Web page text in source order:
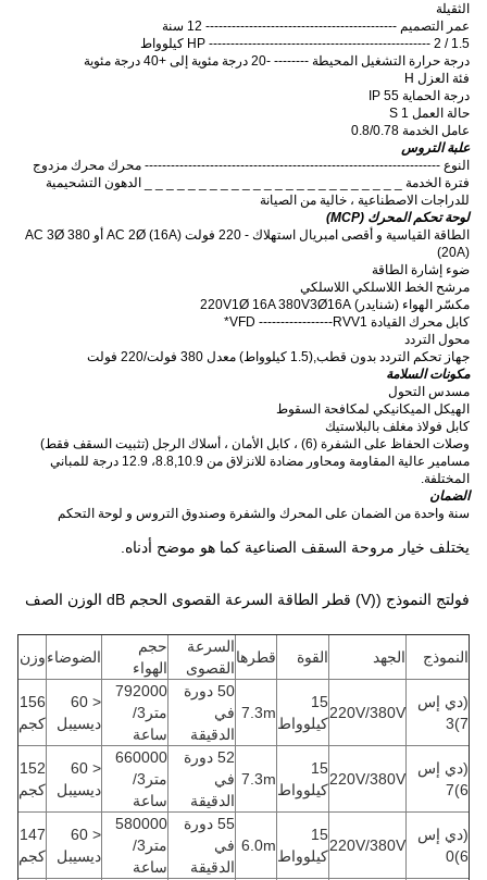
الثقيلة
عمر التصميم -------------------------------------------- 12 سنة
HP --------------------------------------------------- 2 / 1.5 كيلوواط
درجة حرارة التشغيل المحيطة -------- -20 درجة مئوية إلى +40 درجة مئوية
فئة العزل H
درجة الحماية IP 55
حالة العمل S 1
عامل الخدمة 0.8/0.78
علبة التروس
النوع -------------------------------------------------------------------- محرك محرك مزدوج
فترة الخدمة _ _ _ _ _ _ _ _ _ _ _ _ _ _ _ _ _ _ _ _ _ _ _ _ الدهون التشحيمية
للدراجات الاصطناعية ، خالية من الصيانة
لوحة تحكم المحرك (MCP)
الطاقة القياسية و أقصى امبريال استهلاك - 220 فولت AC 2Ø (16A) أو 380 AC 3Ø
(20A)
ضوء إشارة الطاقة
مرشح الخط اللاسلكي اللاسلكي
مكسّر الهواء (شنايدر) 220V1Ø 16A 380V3Ø16A
كابل محرك القيادة VFD -----------------RVV1*
محول التردد
جهاز تحكم التردد بدون قطب,(1.5 كيلوواط) معدل 380 فولت/220 فولت
مكونات السلامة
مسدس التحول
الهيكل الميكانيكي لمكافحة السقوط
كابل فولاذ مغلف بالبلاستيك
وصلات الحفاظ على الشفرة (6) ، كابل الأمان ، أسلاك الرجل (تثبيت السقف فقط)
مسامير عالية المقاومة ومحاور مضادة للانزلاق من 8.8,10.9، 12.9 درجة للمباني
المختلفة.
الضمان
سنة واحدة من الضمان على المحرك والشفرة وصندوق التروس و لوحة التحكم
يختلف خيار مروحة السقف الصناعية كما هو موضح أدناه.
فولتج النموذج ((V) قطر الطاقة السرعة القصوى الحجم dB الوزن الصف
النموذج الجهد القوة قطرها
السرعة
القصوى
حجم
الهواء
الضوضاءوزن
(دي إس
7)3
220V/380V
15
كيلوواط
7.3m
50 دورة
في
الدقيقة
792000
متر3/
ساعة
< 60
ديسيبل
156
كجم
(دي إس
6)7
220V/380V
15
كيلوواط
7.3m
52 دورة
في
الدقيقة
660000
متر3/
ساعة
< 60
ديسيبل
152
كجم
(دي إس
6)0
220V/380V
15
كيلوواط
6.0m
55 دورة
في
الدقيقة
580000
متر3/
ساعة
< 60
ديسيبل
147
كجم